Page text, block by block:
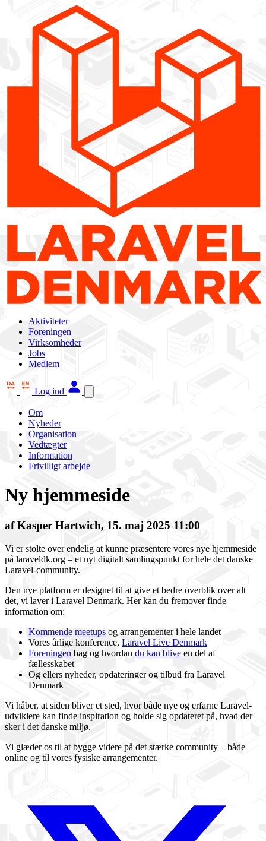
Aktiviteter
Foreningen
Virksomheder
Jobs
Medlem
Log ind
Om
Nyheder
Organisation
Vedtægter
Information
Frivilligt arbejde
Ny hjemmeside
af Kasper Hartwich, 15. maj 2025 11:00
Vi er stolte over endelig at kunne præsentere vores nye hjemmeside
på laraveldk.org – et nyt digitalt samlingspunkt for hele det danske
Laravel-community.
Den nye platform er designet til at give et bedre overblik over alt
det, vi laver i Laravel Denmark. Her kan du fremover finde
information om:
Kommende meetups og arrangementer i hele landet
Vores årlige konference, Laravel Live Denmark
Foreningen bag og hvordan du kan blive en del af
fællesskabet
Og ellers nyheder, opdateringer og tilbud fra Laravel
Denmark
Vi håber, at siden bliver et sted, hvor både nye og erfarne Laravel-
udviklere kan finde inspiration og holde sig opdateret på, hvad der
sker i det danske miljø.
Vi glæder os til at bygge videre på det stærke community – både
online og til vores fysiske arrangementer.